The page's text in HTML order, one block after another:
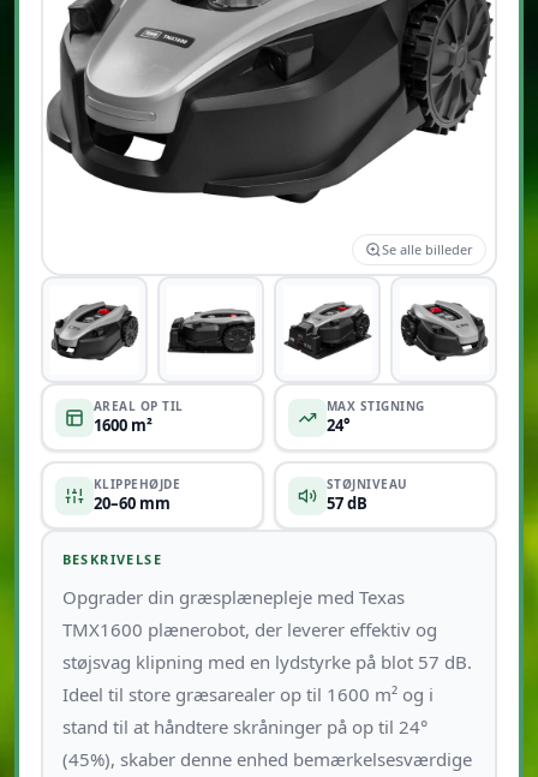
Se alle billeder
+3
AREAL OP TIL
1600 m²
MAX STIGNING
24°
KLIPPEHØJDE
20–60 mm
STØJNIVEAU
57 dB
BESKRIVELSE
Opgrader din græsplænepleje med Texas
TMX1600 plænerobot, der leverer effektiv og
støjsvag klipning med en lydstyrke på blot 57 dB.
Ideel til store græsarealer op til 1600 m² og i
stand til at håndtere skråninger på op til 24°
(45%), skaber denne enhed bemærkelsesværdige